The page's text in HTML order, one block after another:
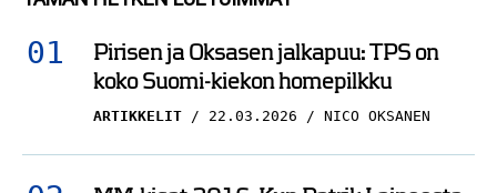
Pirisen ja Oksasen jalkapuu: TPS on
koko Suomi-kiekon homepilkku
ARTIKKELIT 22.03.2026 NICO OKSANEN